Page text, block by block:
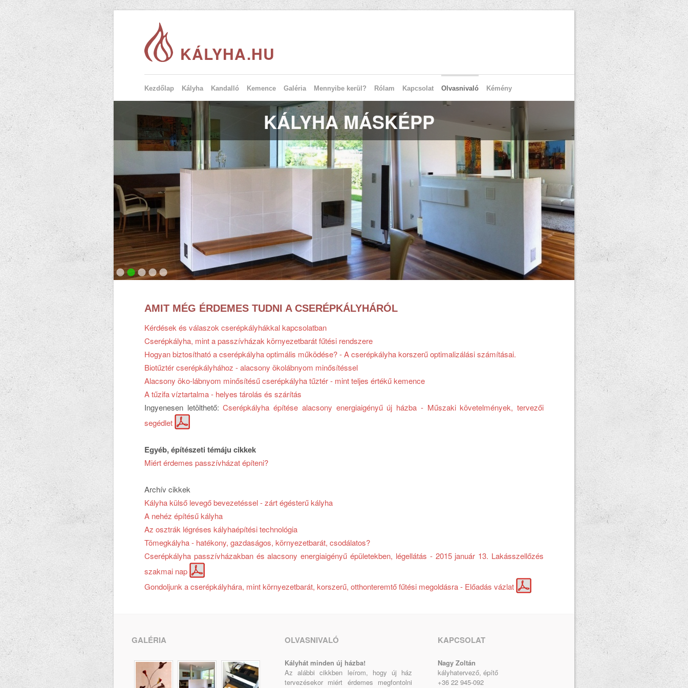
KÁLYHA.HU
Kezdőlap Kályha Kandalló Kemence Galéria Mennyibe kerül? Rólam Kapcsolat Olvasnivaló Kémény
KÁLYHA MÁSKÉPP
AMIT MÉG ÉRDEMES TUDNI A CSERÉPKÁLYHÁRÓL
Kérdések és válaszok cserépkályhákkal kapcsolatban
Cserépkályha, mint a passzívházak környezetbarát fűtési rendszere
Hogyan biztosítható a cserépkályha optimális működése? - A cserépkályha korszerű optimalizálási számításai.
Biotűztér cserépkályhához - alacsony ökolábnyom minősítéssel
Alacsony öko-lábnyom minősítésű cserépkályha tűztér - mint teljes értékű kemence
A tűzifa víztartalma - helyes tárolás és szárítás
Ingyenesen letölthető:Cserépkályha építése alacsony energiaigényű új házba - Műszaki követelmények, tervezői
segédlet
Egyéb, építészeti témáju cikkek
Miért érdemes passzívházat építeni?
Archív cikkek
Kályha külső levegő bevezetéssel - zárt égésterű kályha
A nehéz építésű kályha
Az osztrák légréses kályhaépítési technológia
Tömegkályha - hatékony, gazdaságos, környezetbarát, csodálatos?
Cserépkályha passzívházakban és alacsony energiaigényű épületekben, légellátás - 2015 január 13. Lakásszellőzés
szakmai nap
Gondoljunk a cserépkályhára, mint környezetbarát, korszerű, otthonteremtő fűtési megoldásra - Előadás vázlat
GALÉRIA OLVASNIVALÓ KAPCSOLAT
Kályhát minden új házba!
Az alábbi cikkben leírom, hogy új ház
tervezésekor miért érdemes megfontolni
Nagy Zoltán
kályhatervező, építő
+36 22 945-092